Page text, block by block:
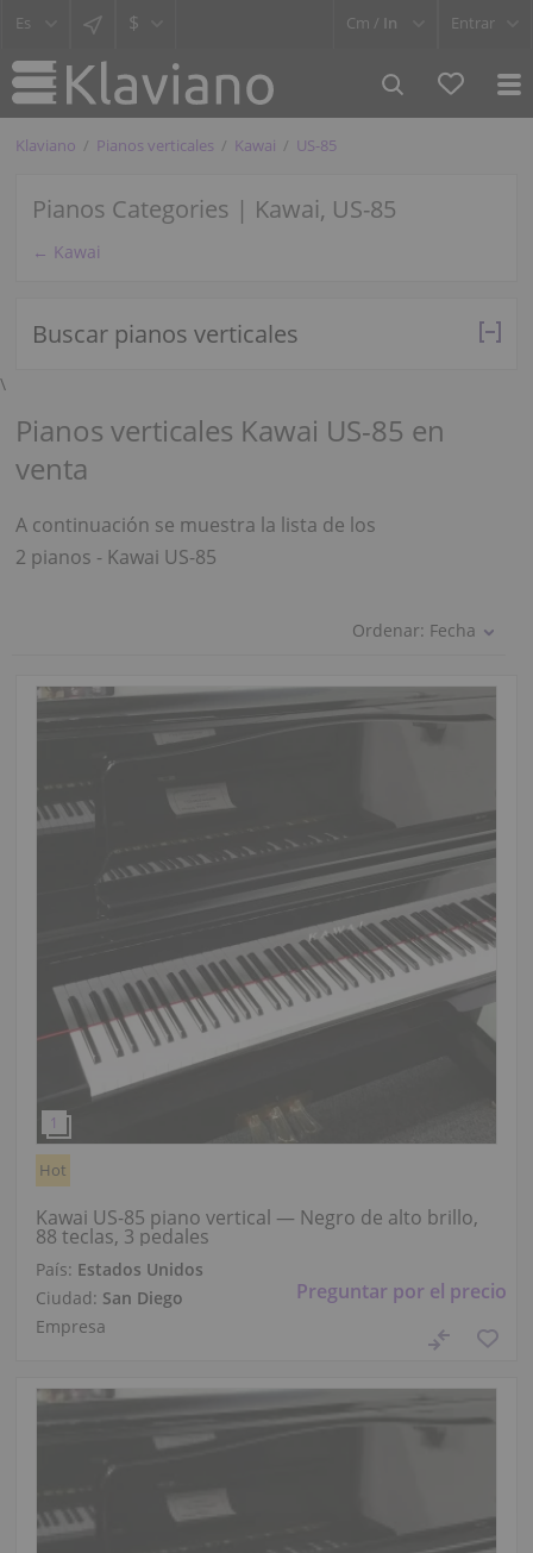
$ Cm / In Entrar
Klaviano Pianos verticales Kawai US-85
Pianos Categories | Kawai, US-85
← Kawai
Buscar pianos verticales
\
Pianos verticales Kawai US-85 en
venta
A continuación se muestra la lista de los
2 pianos - Kawai US-85
Ordenar: Fecha
Preguntar por el precio
Hot
Kawai US-85 piano vertical — Negro de alto brillo,
88 teclas, 3 pedales
País: Estados Unidos
Ciudad: San Diego
Empresa